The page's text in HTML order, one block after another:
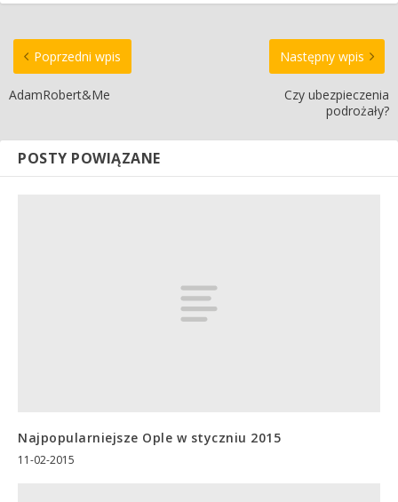
Poprzedni wpis
AdamRobert&Me
Następny wpis
Czy ubezpieczenia
podrożały?
POSTY POWIĄZANE
Najpopularniejsze Ople w styczniu 2015
11-02-2015